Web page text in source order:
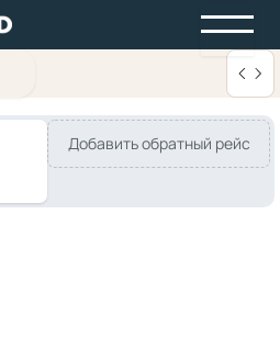
Добавить обратный рейс